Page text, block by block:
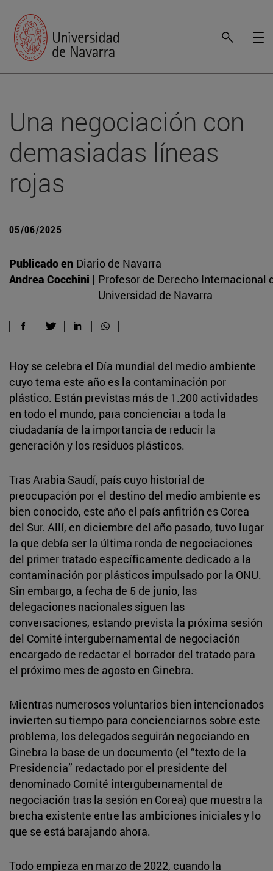
Una negociación con
demasiadas líneas
rojas
05/06/2025
Publicado en Diario de Navarra
Andrea Cocchini | Profesor de Derecho Internacional
Universidad de Navarra
Hoy se celebra el Día mundial del medio ambiente
cuyo tema este año es la contaminación por
plástico. Están previstas más de 1.200 actividades
en todo el mundo, para concienciar a toda la
ciudadanía de la importancia de reducir la
generación y los residuos plásticos.
Tras Arabia Saudí, país cuyo historial de
preocupación por el destino del medio ambiente es
bien conocido, este año el país anfitrión es Corea
del Sur. Allí, en diciembre del año pasado, tuvo lugar
la que debía ser la última ronda de negociaciones
del primer tratado específicamente dedicado a la
contaminación por plásticos impulsado por la ONU.
Sin embargo, a fecha de 5 de junio, las
delegaciones nacionales siguen las
conversaciones, estando prevista la próxima sesión
del Comité intergubernamental de negociación
encargado de redactar el borrador del tratado para
el próximo mes de agosto en Ginebra.
Mientras numerosos voluntarios bien intencionados
invierten su tiempo para concienciarnos sobre este
problema, los delegados seguirán negociando en
Ginebra la base de un documento (el “texto de la
Presidencia” redactado por el presidente del
denominado Comité intergubernamental de
negociación tras la sesión en Corea) que muestra la
brecha existente entre las ambiciones iniciales y lo
que se está barajando ahora.
Todo empieza en marzo de 2022, cuando la